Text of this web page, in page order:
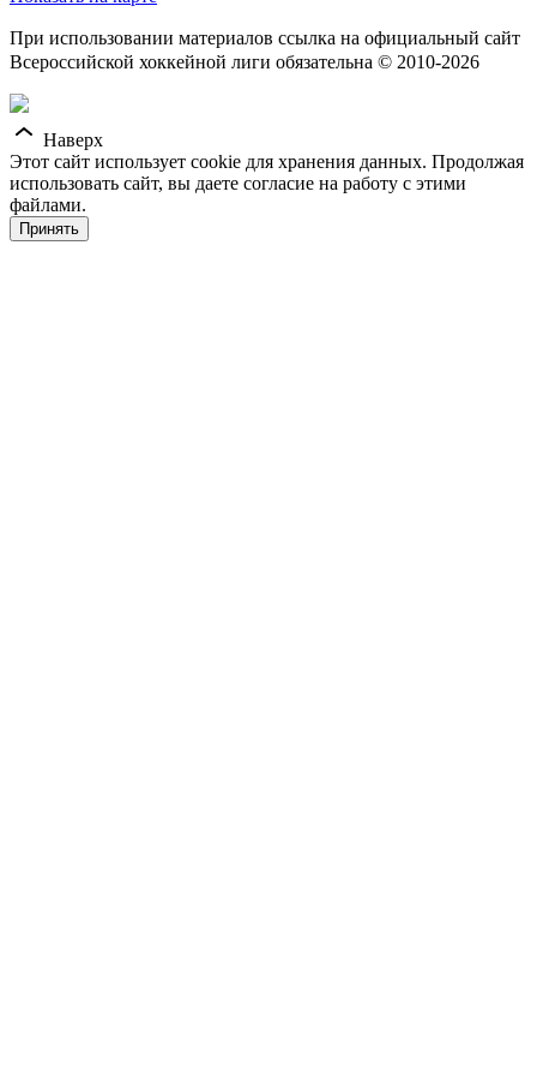
При использовании материалов ссылка на официальный сайт
Всероссийской хоккейной лиги обязательна © 2010-2026
Наверх
Этот сайт использует cookie для хранения данных. Продолжая
использовать сайт, вы даете согласие на работу с этими
файлами.
Принять